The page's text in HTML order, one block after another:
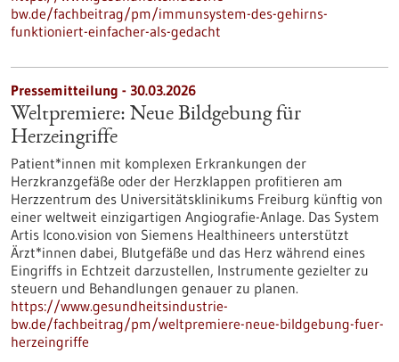
bw.de/fachbeitrag/pm/immunsystem-des-gehirns-
funktioniert-einfacher-als-gedacht
Pressemitteilung - 30.03.2026
Weltpremiere: Neue Bildgebung für
Herzeingriffe
Patient*innen mit komplexen Erkrankungen der
Herzkranzgefäße oder der Herzklappen profitieren am
Herzzentrum des Universitätsklinikums Freiburg künftig von
einer weltweit einzigartigen Angiografie-Anlage. Das System
Artis Icono.vision von Siemens Healthineers unterstützt
Ärzt*innen dabei, Blutgefäße und das Herz während eines
Eingriffs in Echtzeit darzustellen, Instrumente gezielter zu
steuern und Behandlungen genauer zu planen.
https://www.gesundheitsindustrie-
bw.de/fachbeitrag/pm/weltpremiere-neue-bildgebung-fuer-
herzeingriffe